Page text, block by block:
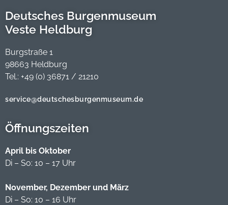
Deutsches Burgenmuseum
Veste Heldburg
Burgstraße 1
98663 Heldburg
Tel.: +49 (0) 36871 / 21210
service@deutschesburgenmuseum.de
Öffnungszeiten
April bis Oktober
Di – So: 10 – 17 Uhr
November, Dezember und März
Di – So: 10 – 16 Uhr